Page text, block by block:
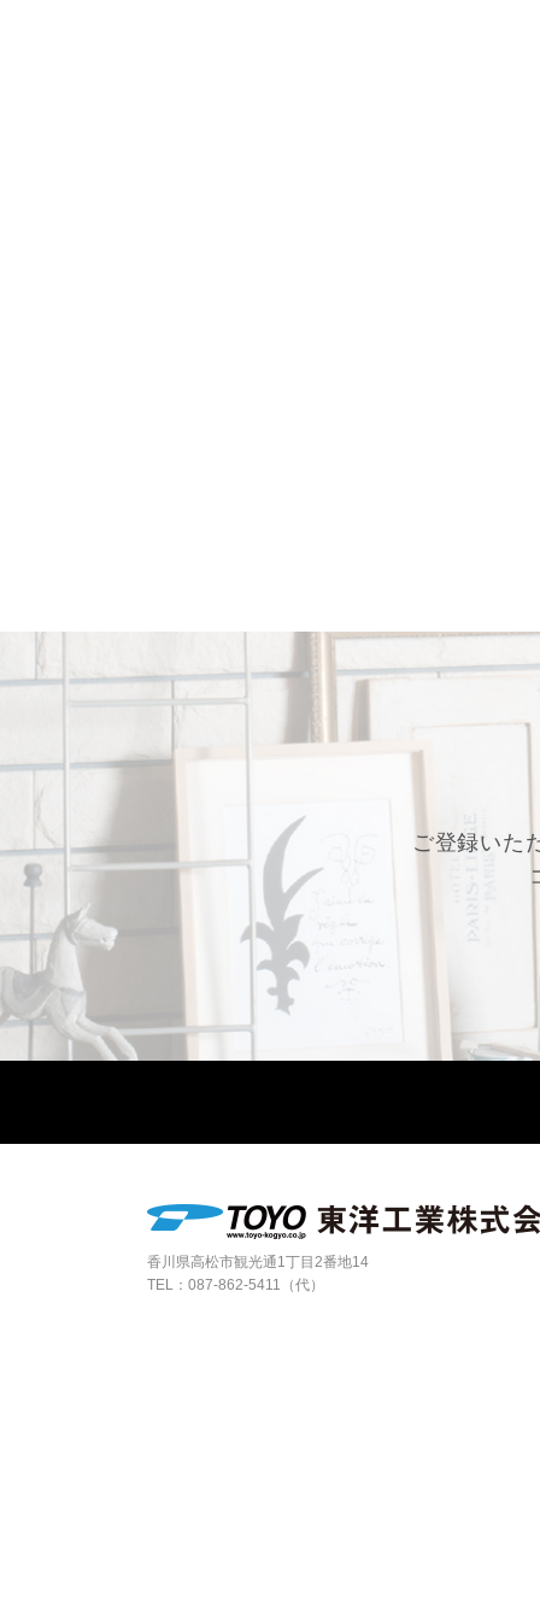
ご登録いた
香川県高松市観光通1丁目2番地14
TEL： 087-862-5411（代）